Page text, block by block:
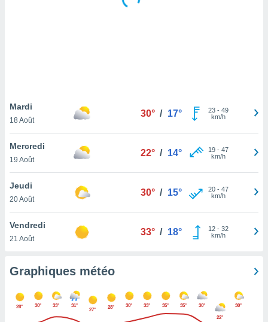
pas
de
à
cas,
que
sur le
ne
Mardi
18 Août
30° / 17° 23- 49
km/h
Mercredi
19 Août
22° / 14° 19- 47
km/h
Jeudi
20 Août
30° / 15° 20- 47
km/h
Vendredi
21 Août
33° / 18° 12- 32
km/h
Graphiques météo
28° 30° 33° 31°
27° 28° 30° 33° 35° 35° 30°
22°
30°